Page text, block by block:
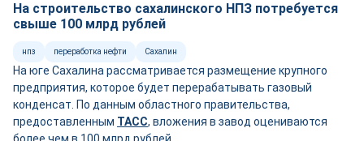
На строительство сахалинского НПЗ потребуется
свыше 100 млрд рублей
нпз переработка нефти Сахалин
На юге Сахалина рассматривается размещение крупного
предприятия, которое будет перерабатывать газовый
конденсат. По данным областного правительства,
предоставленным ТАСС, вложения в завод оцениваются